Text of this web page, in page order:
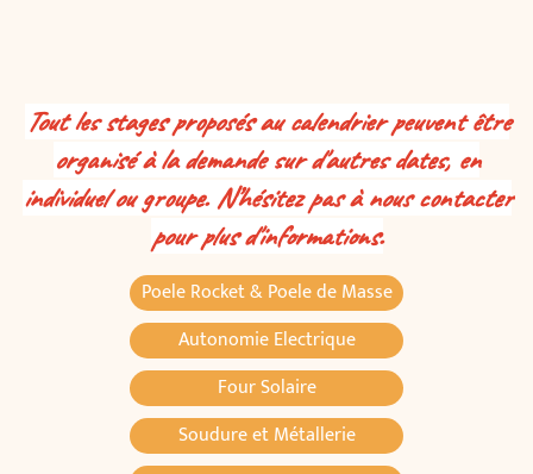
Tout les stages proposés au calendrier peuvent être
organisé à la demande sur d'autres dates, en
individuel ou groupe. N’hésitez pas à nous contacter
pour plus d'informations.
Poele Rocket & Poele de Masse
Autonomie Electrique
Four Solaire
Soudure et Métallerie